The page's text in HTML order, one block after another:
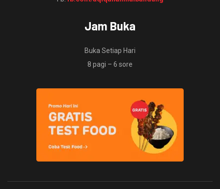
Jam Buka
Buka Setiap Hari
8 pagi – 6 sore